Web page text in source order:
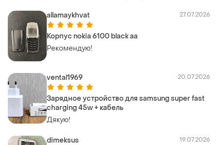
allamaykhvat 27.07.2026
Корпус nokia 6100 black aa
Рекомендую!
vental1969 20.07.2026
Зарядное устройство для samsung super fast
charging 45w + кабель
Дякую!
dimeksus 19.07.2026